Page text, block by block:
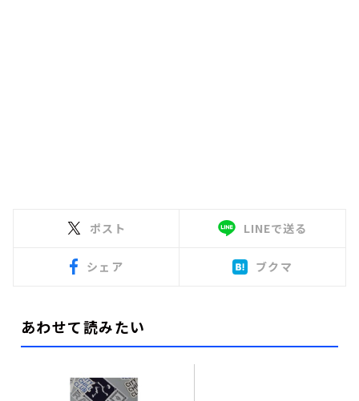
ポスト LINEで送る
シェア ブクマ
あわせて読みたい